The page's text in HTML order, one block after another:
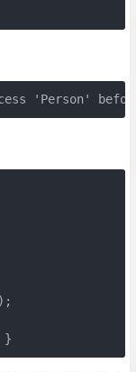
'Person'
}